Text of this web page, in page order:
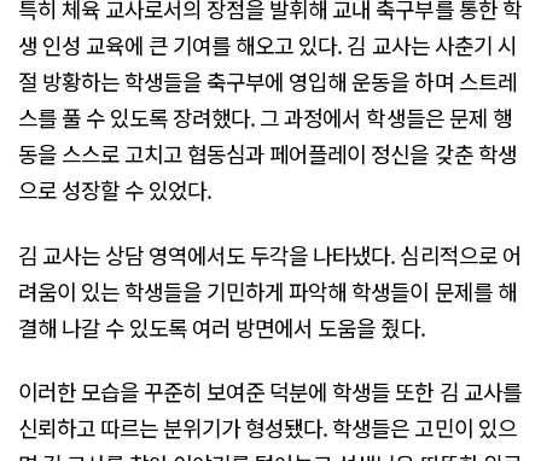
특히 체육 교사로서의 장점을 발휘해 교내 축구부를 통한 학
생 인성 교육에 큰 기여를 해오고 있다. 김 교사는 사춘기 시
절 방황하는 학생들을 축구부에 영입해 운동을 하며 스트레
스를 풀 수 있도록 장려했다. 그 과정에서 학생들은 문제 행
동을 스스로 고치고 협동심과 페어플레이 정신을 갖춘 학생
으로 성장할 수 있었다.
김 교사는 상담 영역에서도 두각을 나타냈다. 심리적으로 어
려움이 있는 학생들을 기민하게 파악해 학생들이 문제를 해
결해 나갈 수 있도록 여러 방면에서 도움을 줬다.
이러한 모습을 꾸준히 보여준 덕분에 학생들 또한 김 교사를
신뢰하고 따르는 분위기가 형성됐다. 학생들은 고민이 있으